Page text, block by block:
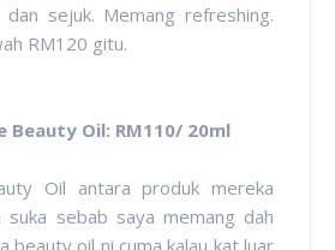
sejuk. Memang refreshing.
RM120 gitu.
Beauty Oil: RM110/ 20ml
Oil antara produk mereka
suka sebab saya memang dah
beauty oil ni cuma kalau kat luar